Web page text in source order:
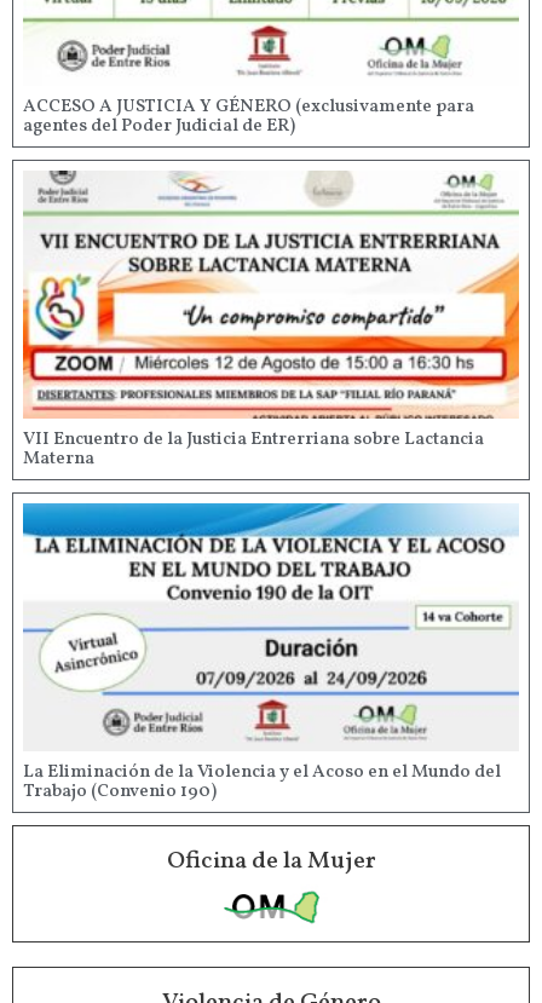
ACCESO A JUSTICIA Y GÉNERO (exclusivamente para
agentes del Poder Judicial de ER)
VII Encuentro de la Justicia Entrerriana sobre Lactancia
Materna
La Eliminación de la Violencia y el Acoso en el Mundo del
Trabajo (Convenio 190)
Oficina de la Mujer